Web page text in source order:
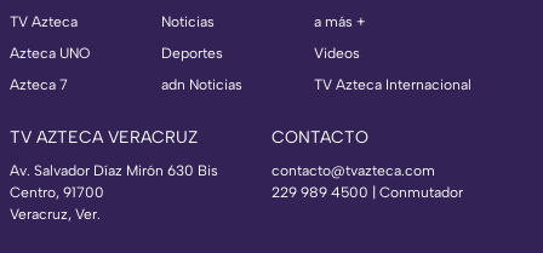
TV Azteca
Azteca UNO
Azteca 7
Noticias
Deportes
adn Noticias
a más +
Videos
TV Azteca Internacional
TV AZTECA VERACRUZ
Av. Salvador Díaz Mirón 630 Bis
Centro, 91700
Veracruz, Ver.
CONTACTO
contacto@tvazteca.com
229 989 4500 | Conmutador